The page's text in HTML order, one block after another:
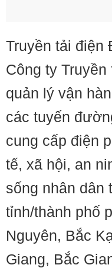
Truyền tải điện
Công ty
quản lý vận
các tuyến
cung cấp điện
tế, xã hội, an
sống nhân dân
tỉnh/thành phố
Nguyên, Bắc
Giang, Bắc